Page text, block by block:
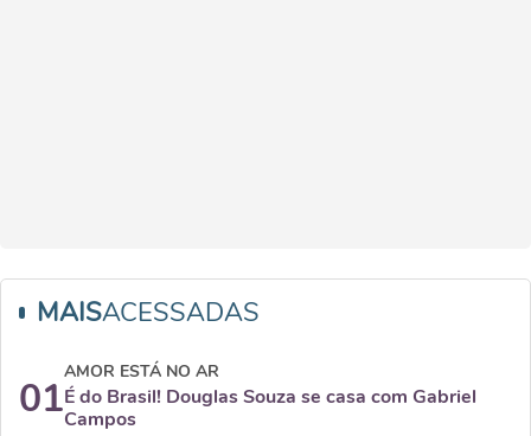
MAISACESSADAS
01
AMOR ESTÁ NO AR
É do Brasil! Douglas Souza se casa com Gabriel
Campos